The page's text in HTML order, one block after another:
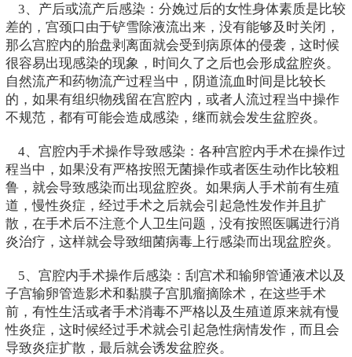
3、产后或流产后感染：分娩过后的女性身体素质是比较
差的，宫颈口由于铲雪除液流出来，没有能够及时关闭，
那么宫腔内的胎盘剥离面就会受到病原体的侵袭，这时候
很容易出现感染的现象，时间久了之后也会形成盆腔炎。
自然流产和药物流产过程当中，阴道流血时间是比较长
的，如果有组织物残留在宫腔内，或者人流过程当中操作
不规范，都有可能会造成感染，继而就会发生盆腔炎。
4、宫腔内手术操作导致感染：各种宫腔内手术在操作过
程当中，如果没有严格按照无菌操作或者医生动作比较粗
鲁，就会导致感染而出现盆腔炎。如果病人手术前有生殖
道，慢性炎症，经过手术之后就会引起急性发作并且扩
散，在手术后不注意个人卫生问题，没有按照医嘱进行消
炎治疗，这样就会导致细菌病毒上行感染而出现盆腔炎。
5、宫腔内手术操作后感染：刮宫术和输卵管通液术以及
子宫输卵管造影术和黏膜子宫肌瘤摘除术，在这些手术
前，有性生活或者手术消毒不严格以及生殖道原来就有慢
性炎症，这时候经过手术就会引起急性病情发作，而且会
导致炎症扩散，最后就会诱发盆腔炎。